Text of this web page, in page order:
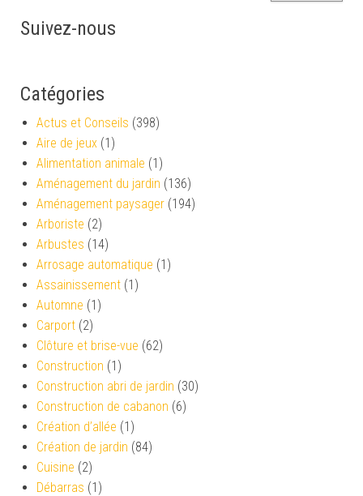
Suivez-nous
Catégories
Actus et Conseils (398)
Aire de jeux (1)
Alimentation animale (1)
Aménagement du jardin (136)
Aménagement paysager (194)
Arboriste (2)
Arbustes (14)
Arrosage automatique (1)
Assainissement (1)
Automne (1)
Carport (2)
Clôture et brise-vue (62)
Construction (1)
Construction abri de jardin (30)
Construction de cabanon (6)
Création d’allée (1)
Création de jardin (84)
Cuisine (2)
Débarras (1)